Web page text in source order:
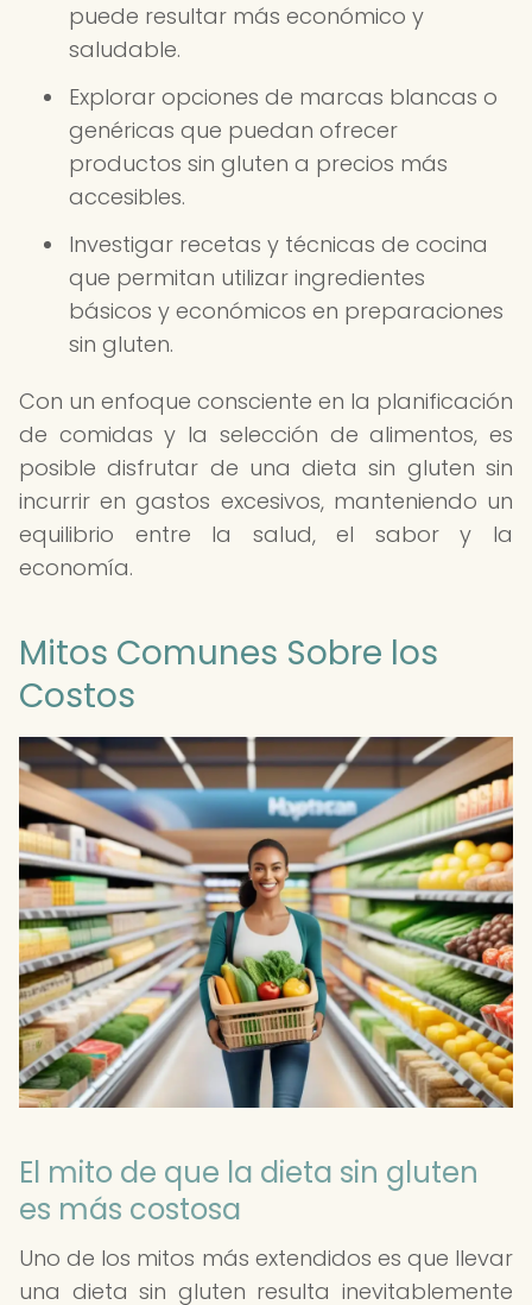
puede resultar más económico y
saludable.
Explorar opciones de marcas blancas o
genéricas que puedan ofrecer
productos sin gluten a precios más
accesibles.
Investigar recetas y técnicas de cocina
que permitan utilizar ingredientes
básicos y económicos en preparaciones
sin gluten.
Con un enfoque consciente en la planificación
de comidas y la selección de alimentos, es
posible disfrutar de una dieta sin gluten sin
incurrir en gastos excesivos, manteniendo un
equilibrio entre la salud, el sabor y la
economía.
Mitos Comunes Sobre los
Costos
El mito de que la dieta sin gluten
es más costosa
Uno de los mitos más extendidos es que llevar
una dieta sin gluten resulta inevitablemente